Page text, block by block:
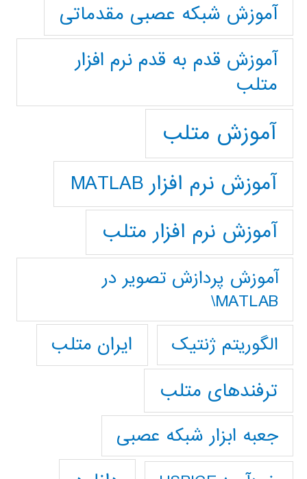
آموزش شبکه عصبی مقدماتی
آموزش قدم به قدم نرم افزار
متلب
آموزش متلب
آموزش نرم افزار MATLAB
آموزش نرم افزار متلب
آموزش پردازش تصوير در
MATLAB\
الگوریتم ژنتیک
ایران متلب
ترفندهای متلب
جعبه ابزار شبکه عصبی